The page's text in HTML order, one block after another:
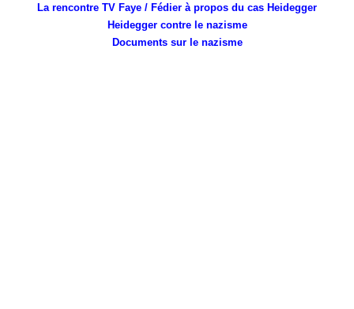
La rencontre TV Faye / Fédier à propos du cas Heidegger
Heidegger contre le nazisme
Documents sur le nazisme